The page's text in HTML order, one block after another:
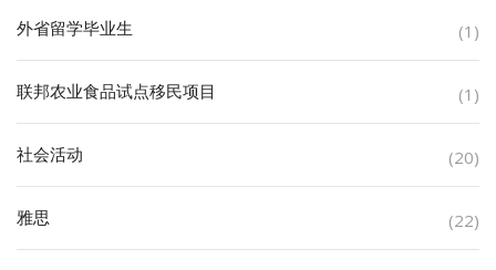
外省留学毕业生 (1)
联邦农业食品试点移民项目 (1)
社会活动 (20)
雅思 (22)